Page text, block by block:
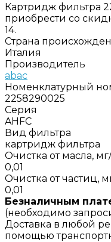
Картридж фильтра
приобрести со
14.
Страна
Италия
Производитель
abac
Номенклатурный
2258290025
Серия
AHFC
Вид фильтра
картридж фильтра
Очистка от масла,
0,01
Очистка от частиц,
0,01
Безналичным
(необходимо
Доставка в любой
помощью